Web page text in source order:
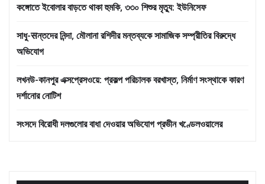
কঙ্গোতে ইবোলার বাড়তে থাকা হুমকি, ৩৩০ শিশুর মৃত্যু: ইউনিসেফ
সাধু-सন্তদের নিন্দা, মৌলানা রশিদীর মন্তব্যকে সামাজিক সম্প্রীতির বিরুদ্ধে
অভিযোগ
লখনউ-কানপুর এক্সপ্রেসওয়ে: প্রকল্প পরিচালক বরখাস্ত, নির্মাণ সংস্থাকে কারণ
দর্শানোর নোটিশ
সংসদে বিরোধী দলগুলোর বাধা দেওয়ার অভিযোগ প্রভীন খণ্ডেলওয়ালের